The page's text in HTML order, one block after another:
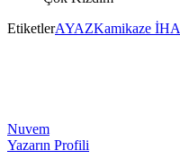
EtiketlerAYAZKamikaze İHA
Nuvem
Yazarın Profili